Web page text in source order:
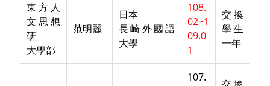
東方人
文思想
研
大學部
范明麗
日本
長崎外國語
大學
108.
02~1
09.0
1
交換
學生
一年
107.